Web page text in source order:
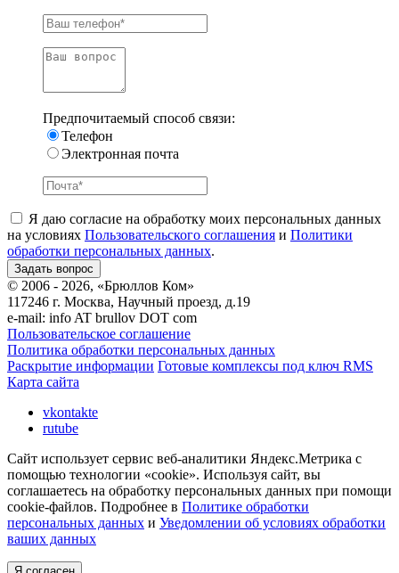
Предпочитаемый способ связи:
Телефон
Электронная почта
Я даю согласие на обработку моих персональных данных
на условиях Пользовательского соглашения и Политики
обработки персональных данных.
© 2006 - 2026, «Брюллов Ком»
117246 г. Москва, Научный проезд, д.19
e-mail: info AT brullov DOT com
Пользовательское соглашение
Политика обработки персональных данных
Раскрытие информации Готовые комплексы под ключ RMS
Карта сайта
vkontakte
rutube
Сайт использует сервис веб-аналитики Яндекс.Метрика с
помощью технологии «cookie». Используя сайт, вы
соглашаетесь на обработку персональных данных при помощи
cookie-файлов. Подробнее в Политике обработки
персональных данных и Уведомлении об условиях обработки
ваших данных